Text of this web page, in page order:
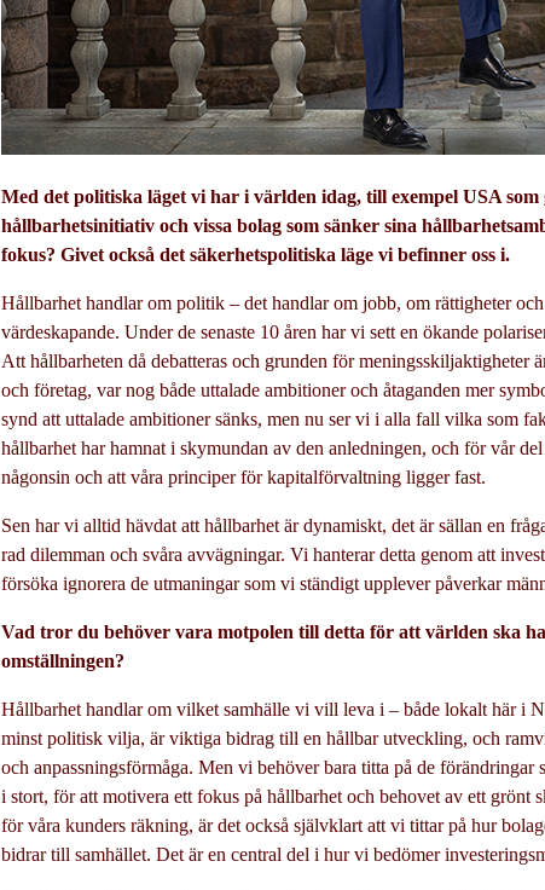
Med det politiska läget vi har i världen idag, till exempel USA
hållbarhetsinitiativ och vissa bolag som sänker sina
fokus? Givet också det säkerhetspolitiska läge vi befinner oss i.
Hållbarhet handlar om politik – det handlar om jobb, om rättigheter
värdeskapande. Under de senaste 10 åren har vi sett en ökande
Att hållbarheten då debatteras och grunden för meningsskiljaktigheter
och företag, var nog både uttalade ambitioner och åtaganden mer
synd att uttalade ambitioner sänks, men nu ser vi i alla fall vilka som
hållbarhet har hamnat i skymundan av den anledningen, och för vår
någonsin och att våra principer för kapitalförvaltning ligger fast.
Sen har vi alltid hävdat att hållbarhet är dynamiskt, det är sällan en
rad dilemman och svåra avvägningar. Vi hanterar detta genom att
försöka ignorera de utmaningar som vi ständigt upplever påverkar
Vad tror du behöver vara motpolen till detta för att världen ska
omställningen?
Hållbarhet handlar om vilket samhälle vi vill leva i – både lokalt här i
minst politisk vilja, är viktiga bidrag till en hållbar utveckling, och
och anpassningsförmåga. Men vi behöver bara titta på de
i stort, för att motivera ett fokus på hållbarhet och behovet av ett grönt
för våra kunders räkning, är det också självklart att vi tittar på hur
bidrar till samhället. Det är en central del i hur vi bedömer